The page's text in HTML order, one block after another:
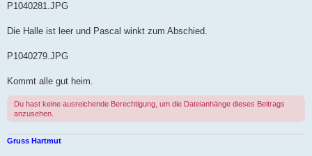
P1040281.JPG
Die Halle ist leer und Pascal winkt zum Abschied.
P1040279.JPG
Kommt alle gut heim.
Du hast keine ausreichende Berechtigung, um die Dateianhänge dieses Beitrags
anzusehen.
Gruss Hartmut